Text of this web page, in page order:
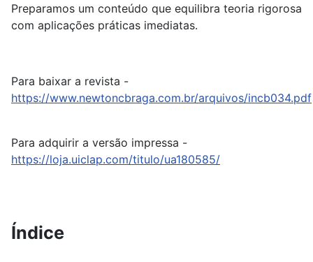
Preparamos um conteúdo que equilibra teoria rigorosa
com aplicações práticas imediatas.
Para baixar a revista -
https://www.newtoncbraga.com.br/arquivos/incb034.pdf
Para adquirir a versão impressa -
https://loja.uiclap.com/titulo/ua180585/
Índice